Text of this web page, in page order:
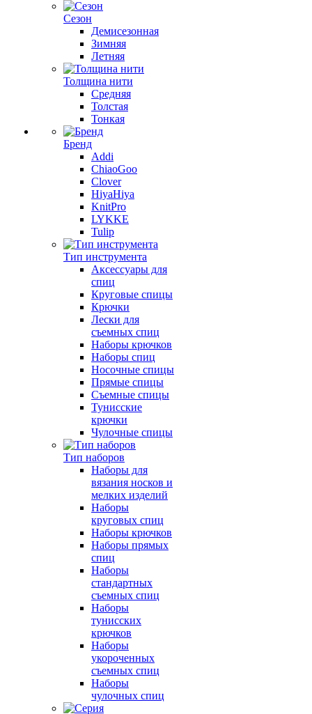
Сезон
Демисезонная
Зимняя
Летняя
Толщина нити
Средняя
Толстая
Тонкая
Бренд
Addi
ChiaoGoo
Clover
HiyaHiya
KnitPro
LYKKE
Tulip
Тип инструмента
Аксессуары для
спиц
Круговые спицы
Крючки
Лески для
съемных спиц
Наборы крючков
Наборы спиц
Носочные спицы
Прямые спицы
Съемные спицы
Тунисские
крючки
Чулочные спицы
Тип наборов
Наборы для
вязания носков и
мелких изделий
Наборы
круговых спиц
Наборы крючков
Наборы прямых
спиц
Наборы
стандартных
съемных спиц
Наборы
тунисских
крючков
Наборы
укороченных
съемных спиц
Наборы
чулочных спиц